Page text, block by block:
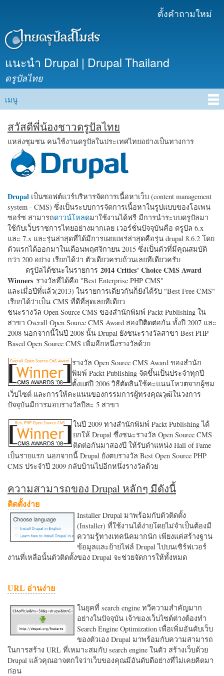
เนื้อหา
ตั้งคำถามใหม่
แนะนำ Drupal | Drupal Thailand
ดรูปัลไทย
Main menu
เมนู
สวัสดีพี่น้องชาวดรูปัลไทย
แหล่งชุมชน คนใช้งานดรูปัลในประเทศไทยอย่างเป็นทางการ
Drupal เป็นซอฟต์แวร์บริหารจัดการเนื้อหาเว็บ (content management
system - CMS) ซึ่งเป็นระบบการจัดการเนื้อหาในรูปแบบของโอเพน
ซอร์ซ สามารถดาวน์โหลดมาใช้งานได้ฟรี มีการนำระบบดรูปัลมา
ใช้กับเว็บราชการไทยอย่างมากเลย เวอร์ชั่นปัจจุบันคือ ดรูปัล 6.x
และ 7.x และรุ่นล่าสุดที่ได้มีการเผยแพร่ล่าสุดคือรุ่น drupal 8.6.2 โดย
ตัวแรกได้ออกมาในเดือนพฤศจิกายน 2015 ซึ่งเป็นตัวที่มีคุณสมบัติ
กว่า 200 อย่าง เรียกได้ว่า ตัวเดียวครบถ้วนเลยทีเดียวครับ
ดรูปัลได้ชนะในรายการ 2014 Critics' Choice CMS Award
Winners รางวัลที่ได้คือ "Best Enterprise PHP CMS"
และเมื่อปีที่แล้ว(2013) ในรายการเดียวกันก็ยังได้รับ "Best Free CMS"
เรียกได้ว่าเป็น CMS ที่ดีที่สุดเลยทีเดียว
ชนะรางวัล Open Source CMS ของสำนักพิมพ์ Packt Publishing ใน
สาขา Overall Open Source CMS Award สองปีติดต่อกัน ทั้งปี 2007 และ
2008 นอกจากนี้ในปี 2008 นั้น Drupal ยังชนะรางวัลสาขา Best PHP
Based Open Source CMS เพิ่มอีกหนึ่งรางวัลด้วย
รางวัล Open Source CMS Award ของสำนัก
พิมพ์ Packt Publishing จัดขึ้นเป็นประจำทุกปี
ตั้งแต่ปี 2006 วิธีตัดสินใช้คะแนนโหวตจากผู้ชม
เว็บไซต์ และการให้คะแนนของกรรมการผู้ทรงคุณวุฒิในวงการ
ปัจจุบันมีการมอบรางวัลปีละ 5 สาขา
ในปี 2009 ทางสำนักพิมพ์ Packt Publishing ได้
ยกให้ Drupal ซึ่งชนะรางวัล Open Source CMS
ติดต่อกันมาสองปี ให้รับตำแหน่ง Hall of Fame
เป็นรายแรก นอกจากนี้ Drupal ยังตบรางวัล Best Open Source PHP
CMS ประจำปี 2009 กลับบ้านไปอีกหนึ่งรางวัลด้วย
ความสามารถของ Drupal หลักๆ มีดังนี้
ติดตั้งง่าย
Installer Drupal มาพร้อมกับตัวติดตั้ง
(Installer) ที่ใช้งานได้ง่ายโดยไม่จำเป็นต้องมี
ความรู้ทางเทคนิคมากนัก เพียงแค่สร้างฐาน
ข้อมูลและย้ายไฟล์ Drupal ไปบนเซิร์ฟเวอร์
งานที่เหลือนั้นตัวติดตั้งของ Drupal จะช่วยจัดการให้ทั้งหมด
URL อ่านง่าย
ในยุคที่ search engine ทวีความสำคัญมาก
อย่างในปัจจุบัน เจ้าของเว็บไซต์ต่างต้องทำ
Search Engine Optimization เพื่อเพิ่มอันดับเว็บ
ของตัวเอง Drupal มาพร้อมกับความสามารถ
ในการสร้าง URL ที่เหมาะสมกับ search engine ในตัว สร้างเว็บด้วย
Drupal แล้วคุณอาจตกใจว่าเว็บของคุณมีอันดับดีอย่างที่ไม่เคยคิดมา
ก่อน